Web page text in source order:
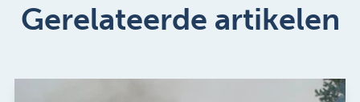
Gerelateerde artikelen